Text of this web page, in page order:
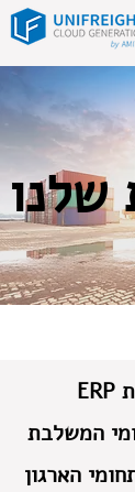
שלנו
Unifreight היא מערכת ERP
המשלבת
הארגון